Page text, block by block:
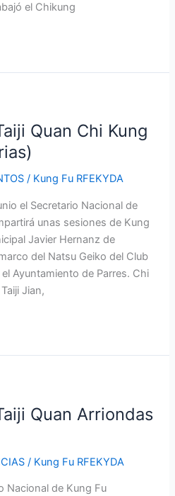
el Chikung
Quan Chi Kung
/ Kung Fu RFEKYDA
el Secretario Nacional de
unas sesiones de Kung
Javier Hernanz de
del Natsu Geiko del Club
Ayuntamiento de Parres. Chi
Jian,
Quan Arriondas
/ Kung Fu RFEKYDA
Nacional de Kung Fu